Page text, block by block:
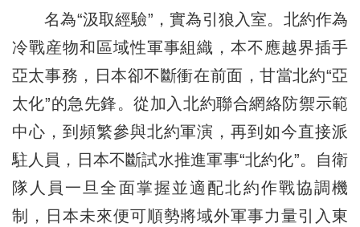
名為“汲取經驗”，實為引狼入室。北約作為
冷戰産物和區域性軍事組織，本不應越界插手
亞太事務，日本卻不斷衝在前面，甘當北約“亞
太化”的急先鋒。從加入北約聯合網絡防禦示範
中心，到頻繁參與北約軍演，再到如今直接派
駐人員，日本不斷試水推進軍事“北約化”。自衛
隊人員一旦全面掌握並適配北約作戰協調機
制，日本未來便可順勢將域外軍事力量引入東